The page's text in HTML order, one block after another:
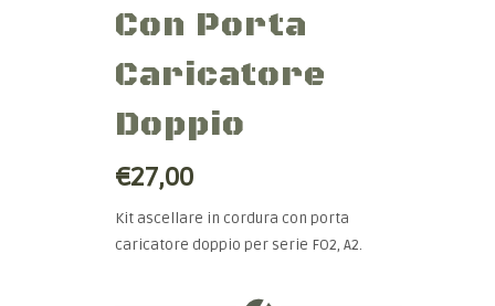
Con Porta
Caricatore
Doppio
€27,00
Kit ascellare in cordura con porta
caricatore doppio per serie FO2, A2.